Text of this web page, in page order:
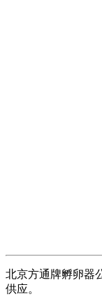
北京方通牌孵卵器
供应。